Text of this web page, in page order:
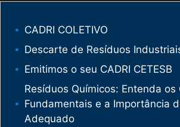
CADRI COLETIVO
Descarte de Resíduos
Emitimos o seu CADRI CETESB
Resíduos Químicos: Entenda os
Fundamentais e a Importância
Adequado